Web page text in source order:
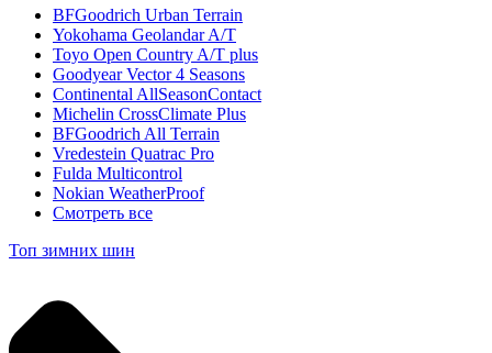
BFGoodrich Urban Terrain
Yokohama Geolandar A/T
Toyo Open Country A/T plus
Goodyear Vector 4 Seasons
Continental AllSeasonContact
Michelin CrossClimate Plus
BFGoodrich All Terrain
Vredestein Quatrac Pro
Fulda Multicontrol
Nokian WeatherProof
Смотреть все
Топ зимних шин